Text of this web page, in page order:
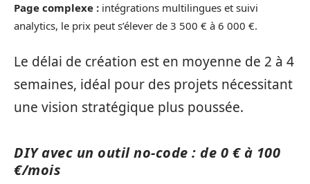
Page complexe : intégrations multilingues et suivi
analytics, le prix peut s’élever de 3 500 € à 6 000 €.
Le délai de création est en moyenne de 2 à 4
semaines, idéal pour des projets nécessitant
une vision stratégique plus poussée.
DIY avec un outil no-code : de 0 € à 100
€/mois